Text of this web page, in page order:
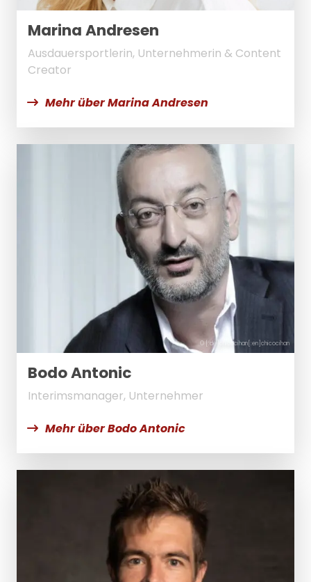
Marina Andresen
Ausdauersportlerin, Unternehmerin & Content
Creator
Mehr über Marina Andresen
© [:de]chicocihan[:en]chicocihan
Bodo Antonic
Interimsmanager, Unternehmer
Mehr über Bodo Antonic